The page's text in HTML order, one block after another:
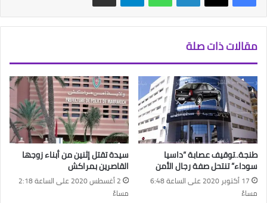
مقالات ذات صلة
طنجة..توقيف عصابة “داسيا
سوداء” تنتحل صفة رجال الأمن
17 أكتوبر 2020 على الساعة 6:48
مساءً
سيدة تقتل إثنين من أبناء زوجها
القاصرين بمراكش
2 أغسطس 2020 على الساعة 2:18
مساءً